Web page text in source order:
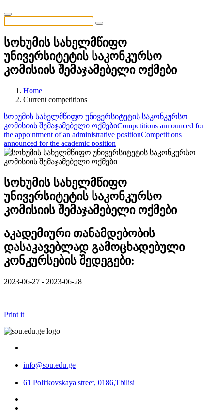
სოხუმის სახელმწიფო
უნივერსიტეტის საკონკურსო
კომისიის შემაჯამებელი ოქმები
Home
Current competitions
სოხუმის სახელმწიფო უნივერსიტეტის საკონკურსო
კომისიის შემაჯამებელი ოქმებიCompetitions announced for
the appointment of an administrative positionCompetitions
announced for the academic position
სოხუმის სახელმწიფო
უნივერსიტეტის საკონკურსო
კომისიის შემაჯამებელი ოქმები
აკადემიური თანამდებობის
დასაკავებლად გამოცხადებული
კონკურსების შედეგები:
2023-06-27 - 2023-06-28
Print it
info@sou.edu.ge
61 Politkovskaya street, 0186,Tbilisi